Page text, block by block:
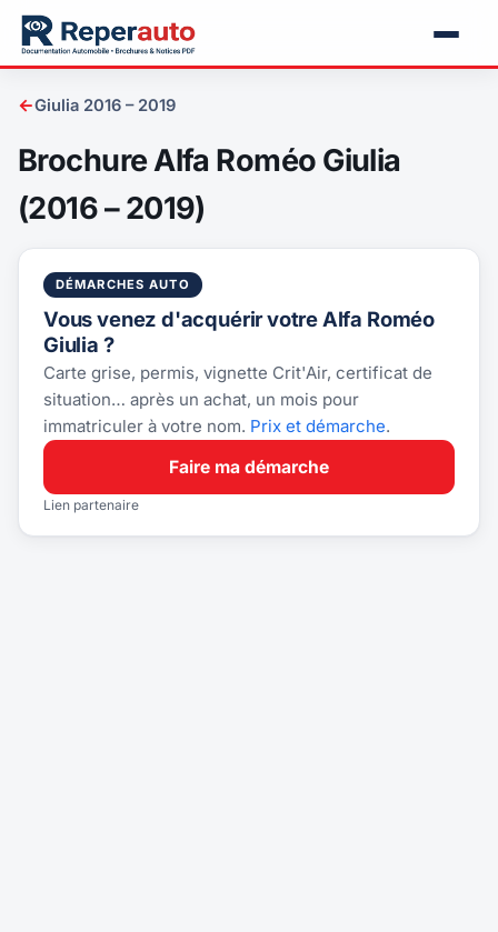
←Giulia 2016 – 2019
Brochure Alfa Roméo Giulia
(2016 – 2019)
DÉMARCHES AUTO
Vous venez d'acquérir votre Alfa Roméo
Giulia ?
Carte grise, permis, vignette Crit'Air, certificat de
situation… après un achat, un mois pour
immatriculer à votre nom. Prix et démarche.
Faire ma démarche
Lien partenaire